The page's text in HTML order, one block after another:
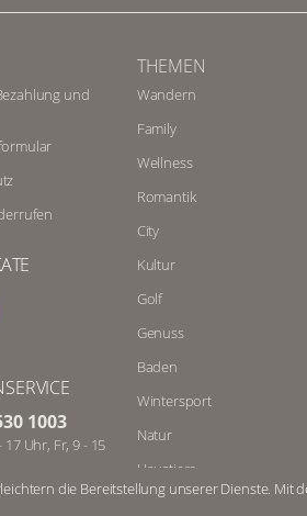
und
1003
17 Uhr, Fr, 9 - 15
THEMEN
Wandern
Family
Wellness
Romantik
City
Kultur
Golf
Genuss
Baden
Wintersport
Natur
Haustiere
die Bereitstellung unserer Dienste. Mit